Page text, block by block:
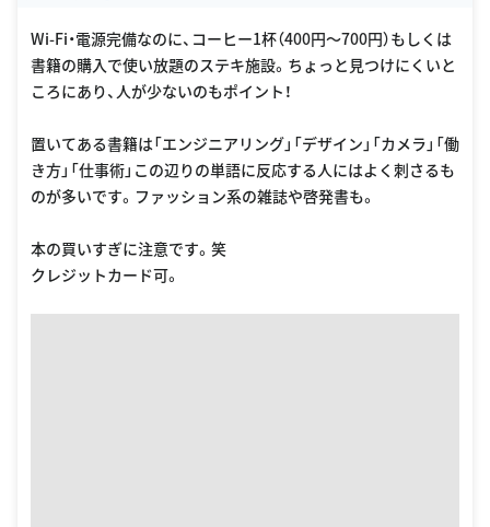
Wi-Fi・電源完備なのに、コーヒー1杯（400円〜700円）もしくは
書籍の購入で使い放題のステキ施設。ちょっと見つけにくいと
ころにあり、人が少ないのもポイント！
置いてある書籍は「エンジニアリング」「デザイン」「カメラ」「働
き方」「仕事術」この辺りの単語に反応する人にはよく刺さるも
のが多いです。ファッション系の雑誌や啓発書も。
本の買いすぎに注意です。笑
クレジットカード可。